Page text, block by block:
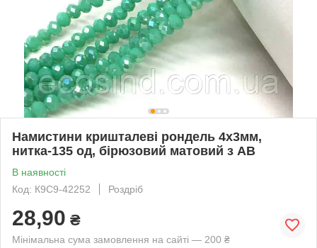
Намистини кришталеві рондель 4х3мм,
нитка-135 од, бірюзовий матовий з АВ
В наявності
Код: К9С9-42252
Роздріб
28,90 ₴
Мінімальна сума замовлення на сайті — 200 ₴